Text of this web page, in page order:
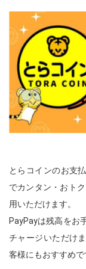
とらコインのお支
でカンタン・おト
用いただけます。
PayPayは残高をお
チャージいただけ
客様にもおすすめで